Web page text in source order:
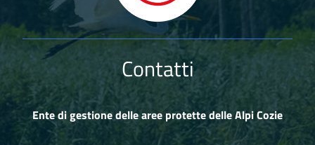
Contatti
Ente di gestione delle aree protette delle Alpi Cozie